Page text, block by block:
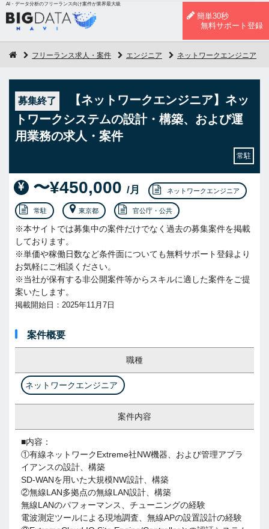
AI・データ分析のフリーランス向け案件が業界最大級
簡単30秒
無料サポート登録
フリーランス求人・案件 エンジニア ネットワークエンジニア
募集終了
【ネットワークエンジニア】ネッ
トワークシステムの設計・構築、および運
用業務の求人・案件
常駐
〜¥450,000 /月 ネットワークエンジニア
常駐 東京都 官公庁・公共
※本サイトでは募集中の案件だけでなく過去の募集案件を掲載
しております。
※単価や稼働日数など条件面についても無料サポート登録より
お気軽にご相談ください。
※当社が保有する非公開案件等からスキルに適した案件をご提
案いたします。
掲載開始日：2025年11月7日
案件概要
職種
ネットワークエンジニア
案件内容
■内容：
①有線ネットワークExtreme社NW機器、および管理アプラ
イアンスの設計、構築
SD-WANを用いた大規模NW設計、構築
②無線LAN多拠点の無線LAN設計、構築
無線LANのパフォーマンス、チューニングの経験
電波測定ツールによる現地調査、無線APの設置設計の経験